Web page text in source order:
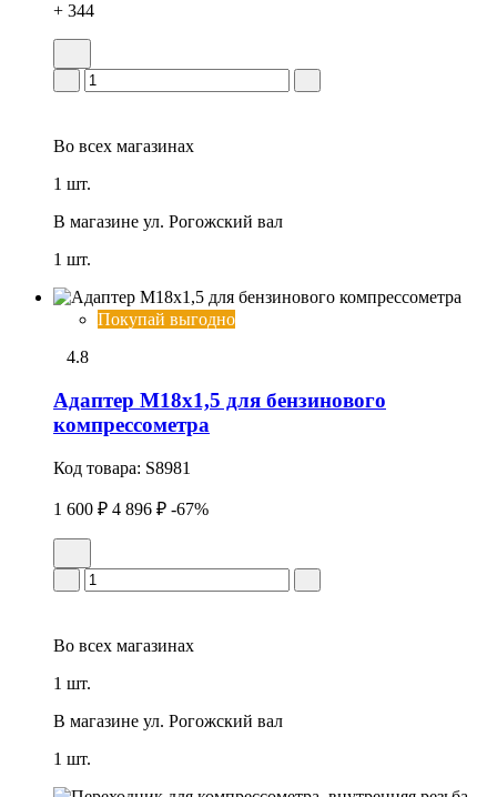
+ 344
Во всех магазинах
1 шт.
В магазине ул. Рогожский вал
1 шт.
Покупай выгодно
4.8
Адаптеp M18x1,5 для бензинового
компрессометра
Код товара: S8981
1 600 ₽ 4 896 ₽ -67%
Во всех магазинах
1 шт.
В магазине ул. Рогожский вал
1 шт.